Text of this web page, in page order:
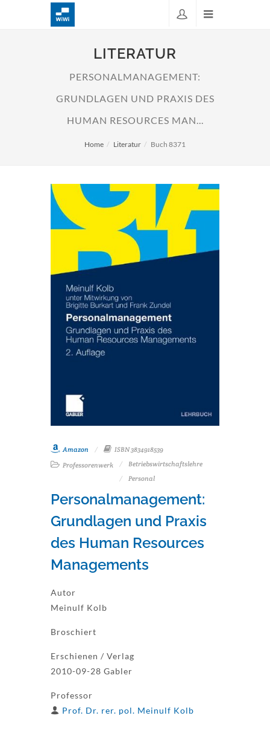
LITERATUR
PERSONALMANAGEMENT:
GRUNDLAGEN UND PRAXIS DES
HUMAN RESOURCES MAN...
Home Literatur Buch 8371
Amazon
ISBN 3834918539
Professorenwerk
Betriebswirtschaftslehre
Personal
Personalmanagement:
Grundlagen und Praxis
des Human Resources
Managements
Autor
Meinulf Kolb
Broschiert
Erschienen / Verlag
2010-09-28 Gabler
Professor
Prof. Dr. rer. pol. Meinulf Kolb